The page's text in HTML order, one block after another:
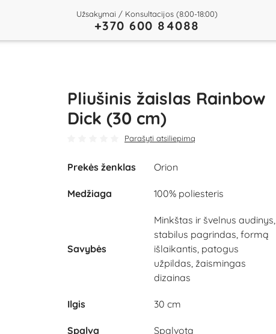
Užsakymai / Konsultacijos (8:00-18:00)
+370 600 84088
Pliušinis žaislas Rainbow
Dick (30 cm)
Parašyti atsiliepimą
Prekės ženklas Orion
Medžiaga 100% poliesteris
Savybės
Minkštas ir švelnus audinys,
stabilus pagrindas, formą
išlaikantis, patogus
užpildas, žaismingas
dizainas
Ilgis 30 cm
Spalva Spalvota